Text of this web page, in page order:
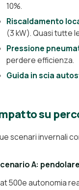
10%.
Riscaldamento
(3 kW). Quasi tutte
Pressione
perdere efficienza.
Guida in scia
su
scenari invernali
A:
500e autonomia